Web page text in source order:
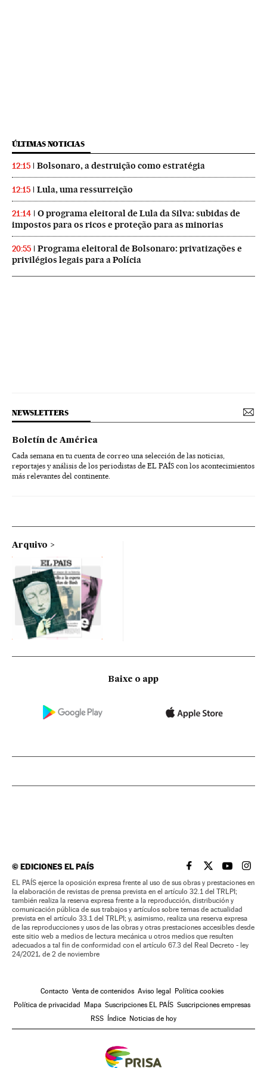
ÚLTIMAS NOTICIAS
12:15 Bolsonaro, a destruição como estratégia
12:15 Lula, uma ressurreição
21:14
O programa eleitoral de Lula da Silva: subidas de
impostos para os ricos e proteção para as minorias
20:55
Programa eleitoral de Bolsonaro: privatizações e
privilégios legais para a Polícia
NEWSLETTERS
Boletín de América
Cada semana en tu cuenta de correo una selección de las noticias,
reportajes y análisis de los periodistas de EL PAÍS con los acontecimientos
más relevantes del continente.
Arquivo
Baixe o app
©EDICIONES EL PAÍS EL PAÍS BRASIL EN
EL PAÍSEL PAÍS
EL
EL PAÍS ejerce la oposición expresa frente al uso de sus obras y prestaciones en
la elaboración de revistas de prensa prevista en el artículo 32.1 del TRLPI;
también realiza la reserva expresa frente a la reproducción, distribución y
comunicación pública de sus trabajos y artículos sobre temas de actualidad
prevista en el artículo 33.1 del TRLPI; y, asimismo, realiza una reserva expresa
de las reproducciones y usos de las obras y otras prestaciones accesibles desde
este sitio web a medios de lectura mecánica u otros medios que resulten
adecuados a tal fin de conformidad con el artículo 67.3 del Real Decreto - ley
24/2021, de 2 de noviembre
Contacto Venta de contenidos Aviso legal Política cookies
Política de privacidad Mapa Suscripciones EL PAÍS Suscripciones empresas
RSS Índice Noticias de hoy